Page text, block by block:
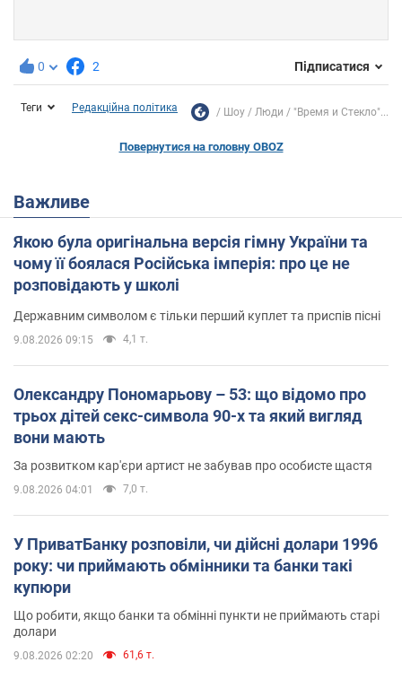
0 2 Підписатися
Теги Редакційна політика Шоу Люди "Время и Стекло"...
Повернутися на головну OBOZ
Важливе
Якою була оригінальна версія гімну України та
чому її боялася Російська імперія: про це не
розповідають у школі
Державним символом є тільки перший куплет та приспів пісні
9.08.2026 09:15 4,1 т.
Олександру Пономарьову – 53: що відомо про
трьох дітей секс-символа 90-х та який вигляд
вони мають
За розвитком кар'єри артист не забував про особисте щастя
9.08.2026 04:01 7,0 т.
У ПриватБанку розповіли, чи дійсні долари 1996
року: чи приймають обмінники та банки такі
купюри
Що робити, якщо банки та обмінні пункти не приймають старі
долари
9.08.2026 02:20 61,6 т.